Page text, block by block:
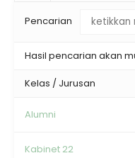
Pencarian
Hasil pencarian akan
Kelas / Jurusan
Alumni
Kabinet 22